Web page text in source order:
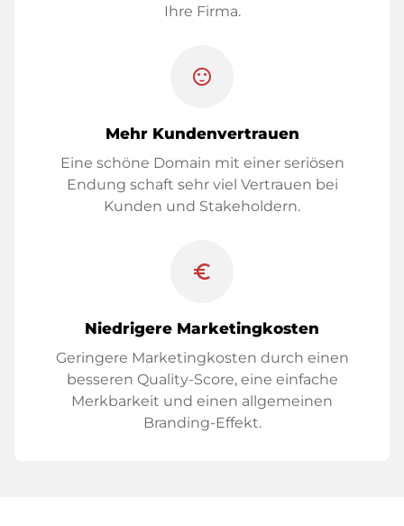
Ihre Firma.
sentiment_satisfied
Mehr Kundenvertrauen
Eine schöne Domain mit einer seriösen
Endung schaft sehr viel Vertrauen bei
Kunden und Stakeholdern.
euro_symbol
Niedrigere Marketingkosten
Geringere Marketingkosten durch einen
besseren Quality-Score, eine einfache
Merkbarkeit und einen allgemeinen
Branding-Effekt.